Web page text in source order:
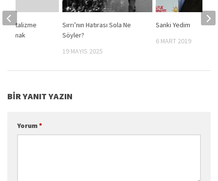
Sırrı’nın Hatırası Sola Ne
Söyler?
19 MAYIS 2025
Sanki Yedim
6 MART 2019
Kapitalizme
BIR YANIT YAZIN
Yorum*